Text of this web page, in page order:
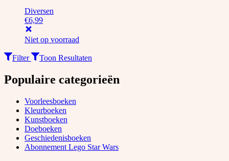
Diversen
€6,99
Niet op voorraad
Filter Toon Resultaten
Populaire categorieën
Voorleesboeken
Kleurboeken
Kunstboeken
Doeboeken
Geschiedenisboeken
Abonnement Lego Star Wars